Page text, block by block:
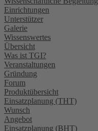
Einrichtungen
Unterstützer
Galerie
Wissenswertes
Übersicht
Was ist TGI?
Veranstaltungen
Gründung
Forum
Produktübersicht
Einsatzplanung (THT)
Wunsch
Angebot
Einsatzplanung (BHT)